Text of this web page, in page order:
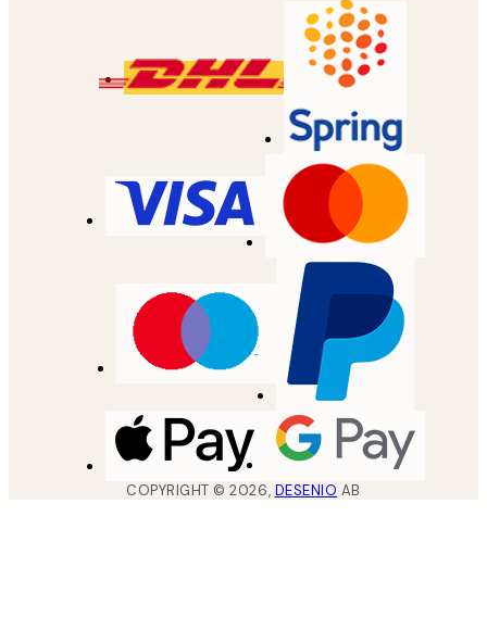
COPYRIGHT ©2026, DESENIO AB